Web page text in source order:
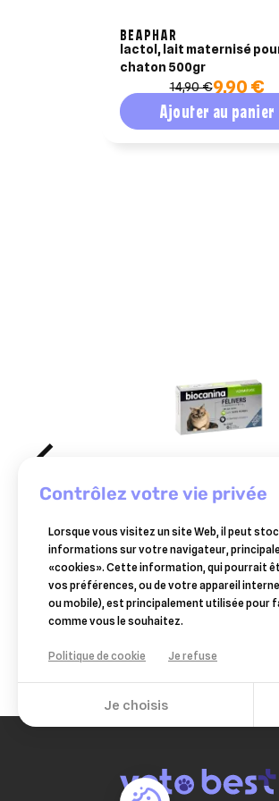
BEAPHAR
lactol, lait maternisé
chaton 500gr
14,90 €9,90 €
Ajouter au panier
BIOCANINA
félivers chat – boîte de 4
comprimés - biocanina
9,40 €
Ajouter au panier
contrôlez votre vie privée
Lorsque vous visitez un site Web, il peut
informations sur votre navigateur,
«cookies». Cette information, qui pourrait
vos préférences, ou de votre appareil
ou mobile), est principalement utilisée pour
comme vous le souhaitez.
Politique de cookie Je refuse
Je choisis